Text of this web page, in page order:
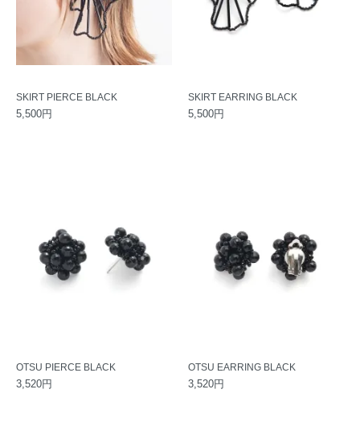
SKIRT PIERCE BLACK
5,500円
SKIRT EARRING BLACK
5,500円
OTSU PIERCE BLACK
3,520円
OTSU EARRING BLACK
3,520円